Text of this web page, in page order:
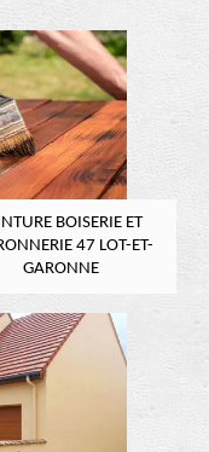
BOISERIE ET
47 LOT-ET-
GARONNE